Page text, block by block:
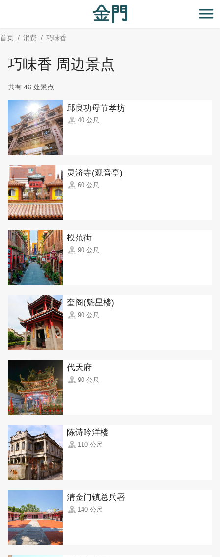
主
要
开
首页 消费 巧味香
巧味香 周边景点
共有 46 处景点
邱良功母节孝坊
40 公尺
灵济寺(观音亭)
60 公尺
模范街
90 公尺
奎阁(魁星楼)
90 公尺
代天府
90 公尺
陈诗吟洋楼
110 公尺
清金门镇总兵署
140 公尺